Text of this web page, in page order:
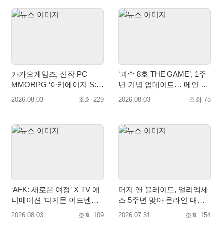
카카오게임즈, 신작 PC
MMORPG ‘아키에이지 S:
자유의 해협’ 글로벌 퍼블리
2026.08.03 조회 229
‘괴수 8호 THE GAME’, 1주
년 기념 업데이트… 메인 스
토리 14장 공개
2026.08.03 조회 78
‘AFK: 새로운 여정’ X TV 애
니메이션 ‘디지몬 어드벤처’
콜라보레이션 8월 18일 진행
2026.08.03 조회 109
머지 앤 블레이드, 얼리엑세
스 5주년 맞아 온라인 대전
모드 업데이트
2026.07.31 조회 154